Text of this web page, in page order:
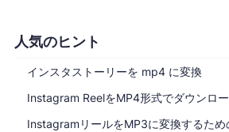
人気のヒント
インスタストーリーを mp4 に変換
Instagram ReelをMP4形式でダウンロ
InstagramリールをMP3に変換するた